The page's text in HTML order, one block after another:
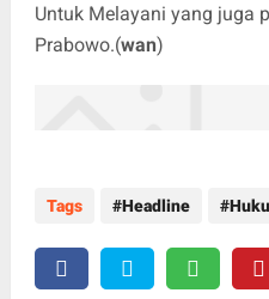
Untuk Melayani yang juga
Prabowo.(wan)
Tags Headline